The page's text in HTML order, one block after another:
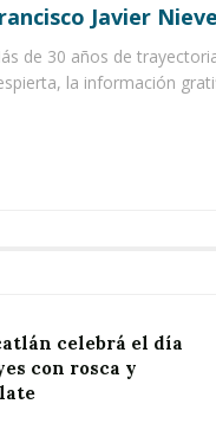
Javier
de 30 años de
la información
celebrá el día
con rosca y